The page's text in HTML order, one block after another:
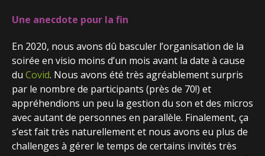
Une anecdote pour la fin
En 2020, nous avons dû basculer l’organisation de la
soirée en visio moins d’un mois avant la date à cause
du Covid. Nous avons été très agréablement surpris
par le nombre de participants (près de 70!) et
appréhendions un peu la gestion du son et des micros
avec autant de personnes en parallèle. Finalement, ça
s’est fait très naturellement et nous avons eu plus de
challenges à gérer le temps de certains invités très